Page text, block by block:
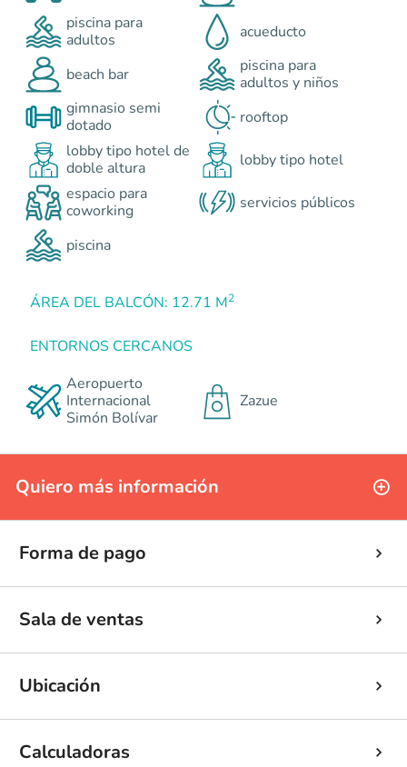
piscina para
adultos
acueducto
beach bar
piscina para
adultos y niños
gimnasio semi
dotado
rooftop
lobby tipo hotel de
doble altura
lobby tipo hotel
espacio para
coworking
servicios públicos
piscina
ÁREA DEL BALCÓN: 12.71 M2
ENTORNOS CERCANOS
Aeropuerto
Internacional
Simón Bolívar
Zazue
Quiero más información
Forma de pago
Sala de ventas
Ubicación
Calculadoras